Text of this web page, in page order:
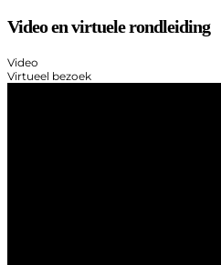
Video en virtuele rondleiding
Video
Virtueel bezoek